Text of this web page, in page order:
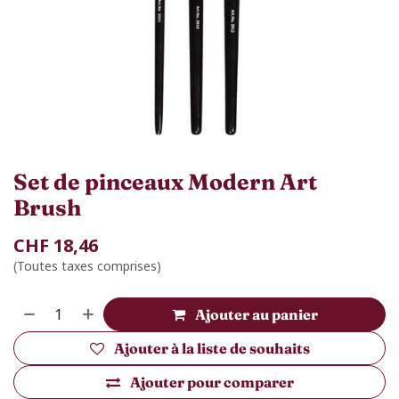
Set de pinceaux Modern Art
Brush
CHF 18,46
(Toutes taxes comprises)
Ajouter au panier
Ajouter pour comparer
Ajouter à la liste de souhaits